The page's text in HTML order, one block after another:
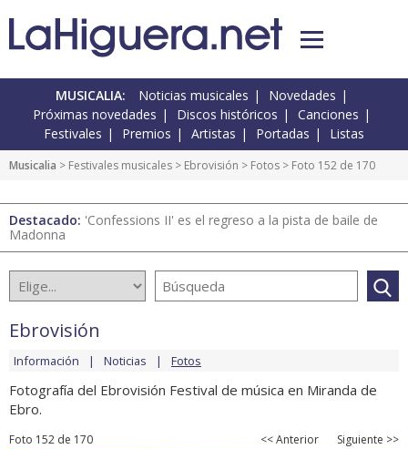
MUSICALIA: Noticias musicales
Novedades
Próximas novedades
Discos históricos
Canciones
Festivales
Premios Artistas Portadas Listas
Musicalia > Festivales musicales > Ebrovisión > Fotos > Foto 152 de 170
Destacado: 'Confessions II' es el regreso a la pista de baile de
Madonna
Ebrovisión
Información Noticias Fotos
Fotografía del Ebrovisión Festival de música en Miranda de
Ebro.
Foto 152 de 170 << Anterior Siguiente >>